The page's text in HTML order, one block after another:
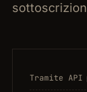
Tramite API